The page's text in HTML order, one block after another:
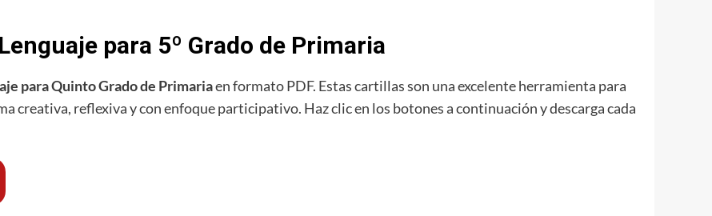
para 5º Grado de Primaria
para Quinto Grado de Primariaen formato PDF. Estas cartillas son una excelente herramienta para
creativa, reflexiva y con enfoque participativo. Haz clic en los botones a continuación y descarga cada